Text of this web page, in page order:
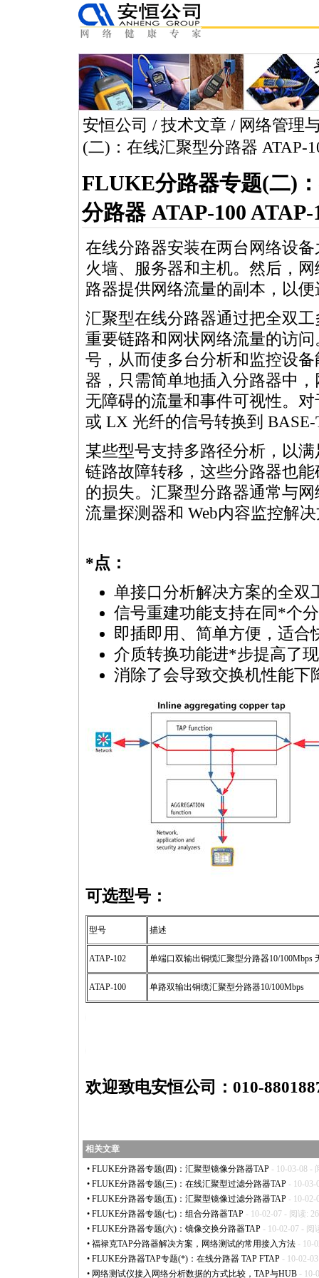
安恒公司 / 技术文章 / 网络管理
(二)：在线汇聚型分路器 ATAP-
FLUKE分路器专题(二)
分路器 ATAP-100 ATAP-
在线分路器安装在两台网络设
火墙、服务器和主机。然后，
路器提供网络流量的副本，以
汇聚型在线分路器通过把全双
重要链路和网状网络流量的访
号，从而使多台分析和监控设
器，只需简单地插入分路器中
无障碍的流量和事件可视性。
或 LX 光纤的信号转换到
某些型号支持多路径分析，以
链路故障转移，这些分路器也
的损失。汇聚型分路器通常与
流量探测器和 Web内容监控解
*点：
单接口分析解决方案的全双
信号重建功能支持在同 *个
即插即用、简单方便，适合
介质转换功能进*步提高了
消除了会导致交换机性能下
可选型号：
型号 描述
ATAP-102 单端口双输出铜缆汇聚型分路器10/100Mbps
ATAP-100 单路双输出铜缆汇聚型分路器10/100Mbps
欢迎致电安恒公司：010-
相关文章
• FLUKE分路器专题(四)：汇聚型镜像分路器TAP - 10-03-08 -
• FLUKE分路器专题(三)：在线汇聚型过滤分路器TAP - 10-03-
• FLUKE分路器专题(五)：汇聚型镜像过滤分路器TAP - 10-02-
• FLUKE分路器专题(七)：组合分路器TAP - 10-02-07 - 阅读:
• FLUKE分路器专题(六)：镜像交换分路器TAP - 10-02-07 - 阅
• 福禄克TAP分路器解决方案，网络测试的常用接入方法 - 10-
• FLUKE分路器TAP专题(*)：在线分路器 TAP FTAP - 10-02-
• 网络测试仪接入网络分析数据的方式比较，TAP与HUB - 10-